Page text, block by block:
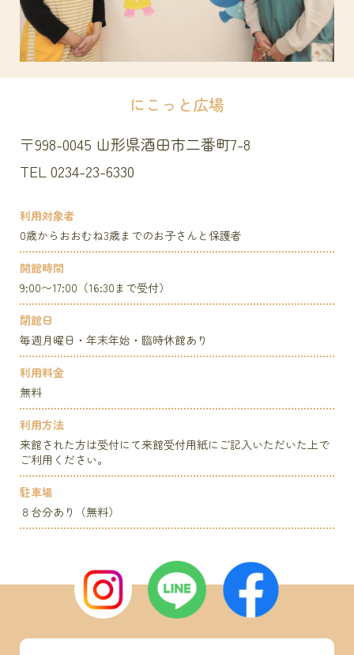
にこっと広場
〒998-0045 山形県酒田市二番町7-8
TEL 0234-23-6330
利用対象者
0歳からおおむね3歳までのお子さんと保護者
開館時間
9:00〜17:00（16:30まで受付）
閉館日
毎週月曜日・年末年始・臨時休館あり
利用料金
無料
利用方法
来館された方は受付にて来館受付用紙にご記入いただいた上で
ご利用ください。
駐車場
８台分あり（無料）